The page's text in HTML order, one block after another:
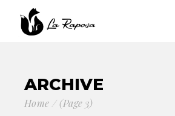
ARCHIVE
Home (Page 3)